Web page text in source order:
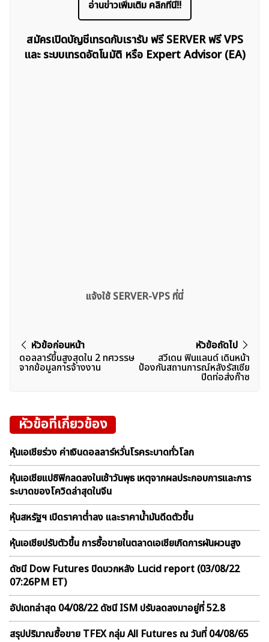
อ่านข่าวเพิ่มเติม คลิกที่นี่!!
สมัครเปิดบัญชีเทรดกับเรารับ ฟรี SERVER ฟรี VPS
และ ระบบเทรดอัตโนมัติ หรือ Expert Advisor (EA)
แจ้งใช้ SERVER-VPS ที่นี่
แนะแนว
เรื่อง
หัวข้อก่อนหน้า
ดอลลาร์ขึ้นสูงสุดใน 2 ทศวรรษ
จากข้อมูลการจ้างงาน
หัวข้อถัดไป
สวีเดน ฟินแลนด์ เดินหน้า
ป้องกันสถานการณ์หลังรัสเซีย
ปิดท่อส่งก๊าซ
หัวข้อที่เกี่ยวข้อง
หุ้นเอเชียร่วง ค่าเงินดอลลาร์หวั่นโรคระบาดทั่วโลก
หุ้นเอเชียแปซิฟิกลดลงในเช้าวันพุธ เหตุจากผลประกอบการและการ
ระบาดของโควิดล่าสุดในจีน
หุ้นสหรัฐฯ เปิดราคาต่ำลง และราคาน้ำมันดีดตัวขึ้น
หุ้นเอเชียปรับตัวขึ้น การซื้อขายในตลาดเอเชียเกิดการผันผวนสูง
ดัชนี Dow Futures ปิดบวกหลัง Lucid report (03/08/22
07:26PM ET)
อัปเดทล่าสุด 04/08/22 ดัชนี ISM ปรับลดลงมาอยู่ที่ 52.8
สรุปปริมาณซื้อขาย TFEX กลุ่ม All Futures ณ วันที่ 04/08/65